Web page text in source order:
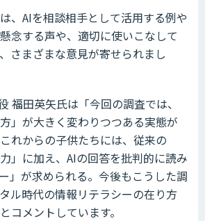
、AIを相談相手として活用する例や
念する声や、適切に使いこなして
さまざまな意見が寄せられまし
福田英矢氏は「今回の調査では、
」が大きく変わりつつある実態が
れからの子供たちには、従来の
」に加え、AIの回答を批判的に読み
」が求められる。今後もこうした調
ル時代の情報リテラシーの在り方
コメントしています。